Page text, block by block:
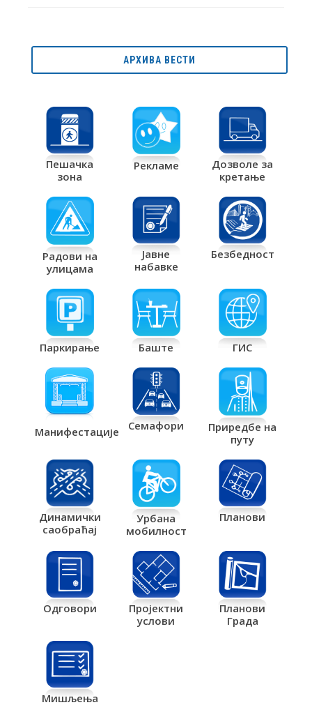
АРХИВА ВЕСТИ
Пешачка
зона
Рекламе
Дозволе за
кретање
Радови на
улицама
Јавне
набавке
Безбедност
Паркирање Баште ГИС
Манифестације Семафори
Приредбе на
путу
Динамички
саобраћај
Урбана
мобилност
Планови
Одговори
Пројектни
услови
Планови
Града
Мишљења